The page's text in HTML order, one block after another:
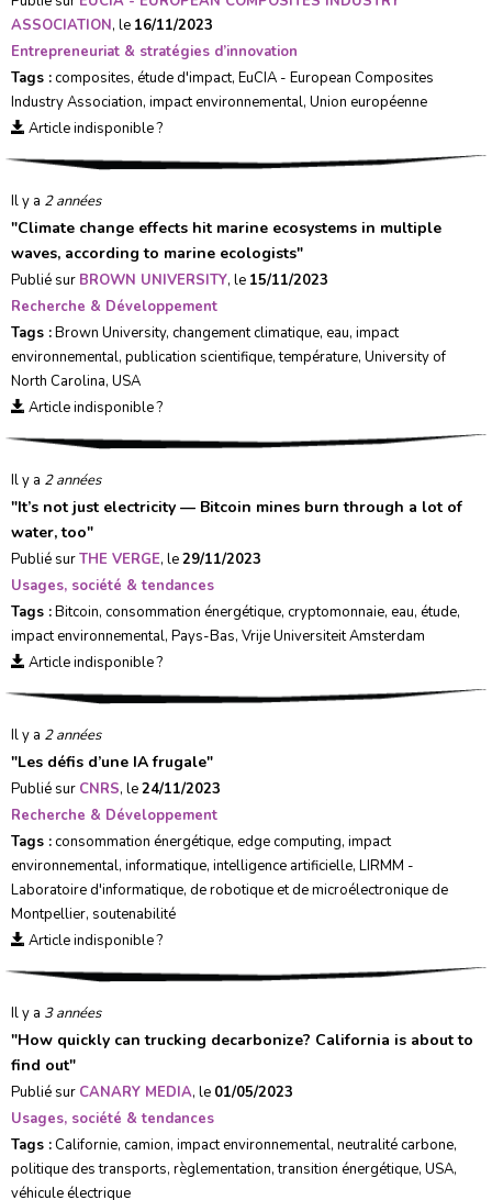
ASSOCIATION, le 16/11/2023
Entrepreneuriat & stratégies d’innovation
Tags :composites, étude d'impact, EuCIA - European Composites
Industry Association, impact environnemental, Union européenne
Article indisponible ?
Il y a 2 années
"Climate change effects hit marine ecosystems in multiple
waves, according to marine ecologists"
Publié sur BROWN UNIVERSITY, le 15/11/2023
Recherche & Développement
Tags :Brown University, changement climatique, eau, impact
environnemental, publication scientifique,température, University of
North Carolina, USA
Article indisponible ?
Il y a 2 années
"It’s not just electricity — Bitcoin mines burn through a lot of
water, too"
Publié surTHE VERGE, le29/11/2023
Usages, société & tendances
Tags :Bitcoin, consommation énergétique, cryptomonnaie, eau, étude,
impact environnemental, Pays-Bas, Vrije Universiteit Amsterdam
Article indisponible ?
Il y a 2 années
"Les défis d’une IA frugale"
Publié sur CNRS, le24/11/2023
Recherche & Développement
Tags :consommation énergétique, edge computing, impact
environnemental, informatique, intelligence artificielle, LIRMM -
Laboratoire d'informatique, de robotique et de microélectronique de
Montpellier, soutenabilité
Article indisponible ?
Il y a 3 années
"How quickly can trucking decarbonize? California is about to
find out"
Publié sur CANARY MEDIA, le 01/05/2023
Usages, société & tendances
Tags :Californie, camion, impact environnemental, neutralité carbone,
politique des transports, règlementation,transition énergétique, USA,
véhicule électrique